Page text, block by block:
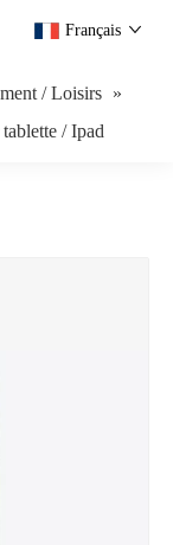
Français
/ Loisirs »
/ Ipad